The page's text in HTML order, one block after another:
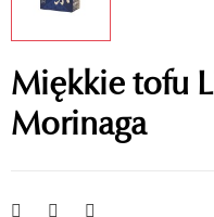
Miękkie tofu
Morinaga